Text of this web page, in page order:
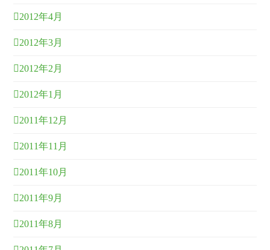
2012年4月
2012年3月
2012年2月
2012年1月
2011年12月
2011年11月
2011年10月
2011年9月
2011年8月